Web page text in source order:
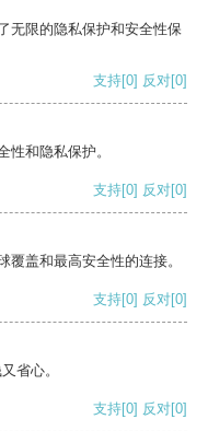
无限的隐私保护和安全性保
支持[0] 反对[0]
性和隐私保护。
支持[0] 反对[0]
盖和最高安全性的连接。
支持[0] 反对[0]
省心。
支持[0] 反对[0]